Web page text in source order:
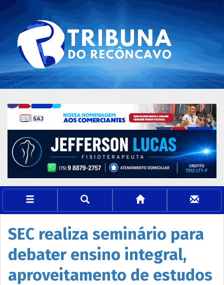
SEC realiza seminário para
debater ensino integral,
aproveitamento de estudos